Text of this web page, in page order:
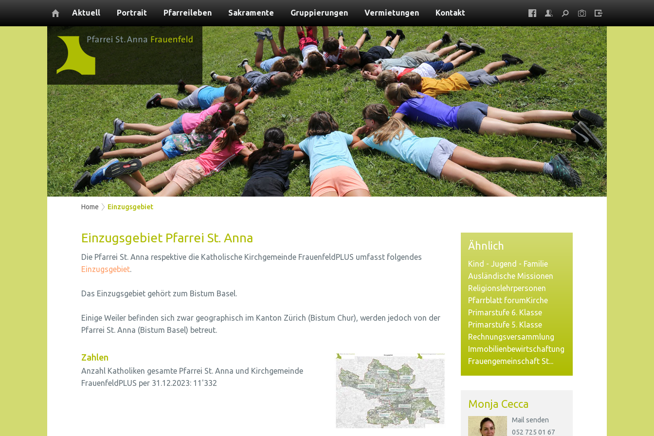
Aktuell Portrait Pfarreileben Sakramente Gruppierungen Vermietungen Kontakt
Home Einzugsgebiet
Ähnlich
Kind - Jugend - Familie
Ausländische Missionen
Religionslehrpersonen
Pfarrblatt forumKirche
Primarstufe 6. Klasse
Primarstufe 5. Klasse
Rechnungsversammlung
Immobilienbewirtschaftung
Frauengemeinschaft St...
Monja Cecca
Mail senden
052 725 01 67
Einzugsgebiet Pfarrei St. Anna
Die Pfarrei St. Anna respektive die Katholische Kirchgemeinde FrauenfeldPLUS umfasst folgendes
Einzugsgebiet.
Das Einzugsgebiet gehört zum Bistum Basel.
Einige Weiler befinden sich zwar geographisch im Kanton Zürich (Bistum Chur), werden jedoch von der
Pfarrei St. Anna (Bistum Basel) betreut.
Zahlen
Anzahl Katholiken gesamte Pfarrei St. Anna und Kirchgemeinde
FrauenfeldPLUS per 31.12.2023: 11'332